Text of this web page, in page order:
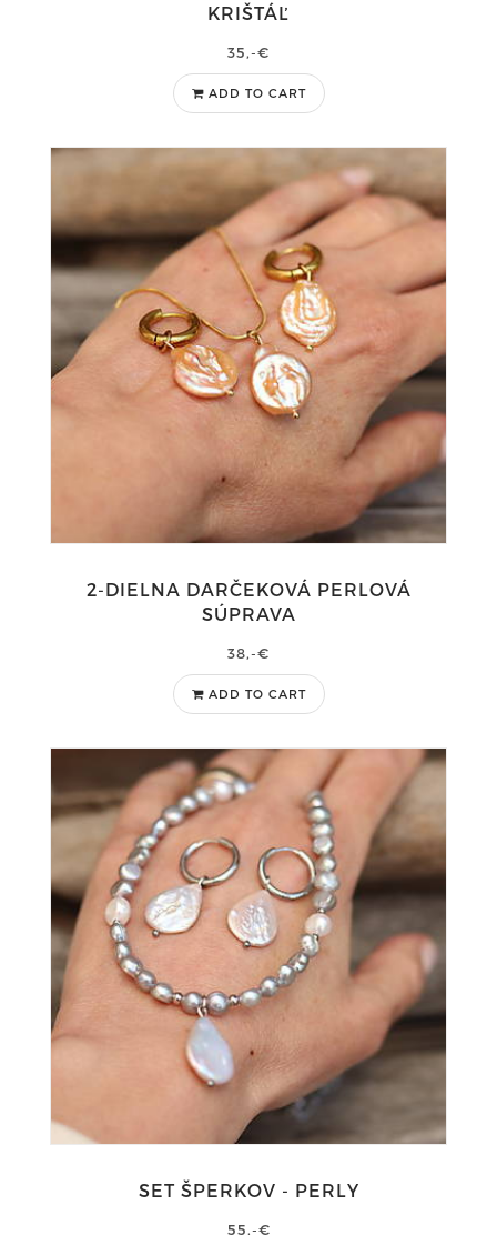
KRIŠTÁĽ
35,-€
ADD TO CART
2-DIELNA DARČEKOVÁ PERLOVÁ
SÚPRAVA
38,-€
ADD TO CART
SET ŠPERKOV - PERLY
55,-€